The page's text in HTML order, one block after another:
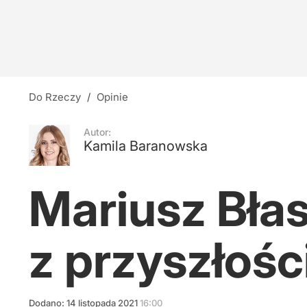
"Nie potrzebujemy misjonarzy z gotowymi
dodaj
Do Rzeczy / Opinie
Autor:
Kamila Baranowska
Mariusz
z
Dodano: 14 listopada 202116:00